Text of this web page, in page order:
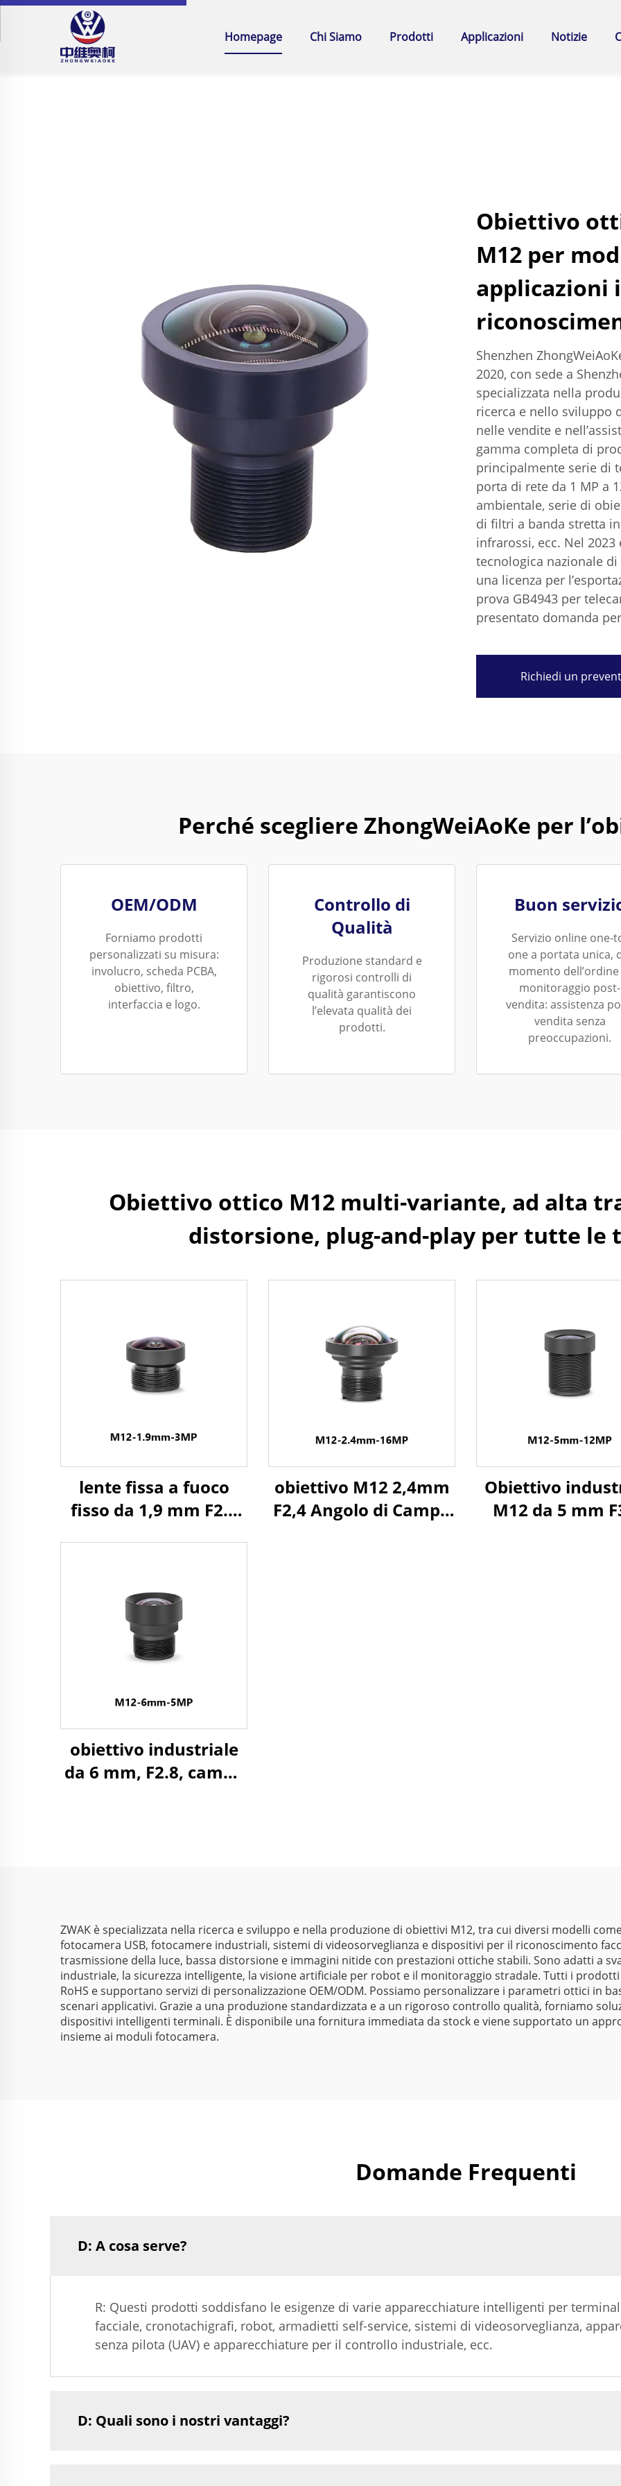
Homepage Chi Siamo Prodotti Applicazioni Notizie
Obiettivo
M12 per
applicazioni
Shenzhen
2020, con sede a
specializzata nella
ricerca e nello sviluppo
nelle vendite e
gamma completa di
principalmente serie di
porta di rete da 1 MP a
ambientale, serie di
di filtri a banda stretta
infrarossi, ecc. Nel
tecnologica nazionale
una licenza per
prova GB4943 per
presentato domanda
Richiedi un
Perché scegliere ZhongWeiAoKe per
OEM/ODM
Forniamo prodotti
personalizzati su misura:
involucro, scheda PCBA,
obiettivo, filtro,
interfaccia e logo.
Controllo di
Qualità
Produzione standard e
rigorosi controlli di
qualità garantiscono
l’elevata qualità dei
prodotti.
Buon
Servizio online one-
one a portata unica,
momento dell’ordine
monitoraggio post-
vendita: assistenza
vendita senza
preoccupazioni.
Obiettivo ottico M12 multi-variante, ad alta
distorsione, plug-and-play per tutte le
lente fissa a fuoco
fisso da 1,9 mm F2.3
formato immagine
1/3"
obiettivo M12 2,4mm
F2,4 Angolo di Campo
Obiettivo
M12 da 5 mm
obiettivo industriale
da 6 mm, F2.8, campo
ZWAK è specializzata nella ricerca e sviluppo e nella produzione di obiettivi M12, tra cui diversi modelli
fotocamera USB, fotocamere industriali, sistemi di videosorveglianza e dispositivi per il riconoscimento
trasmissione della luce, bassa distorsione e immagini nitide con prestazioni ottiche stabili. Sono adatti a
industriale, la sicurezza intelligente, la visione artificiale per robot e il monitoraggio stradale. Tutti i
RoHS e supportano servizi di personalizzazione OEM/ODM. Possiamo personalizzare i parametri ottici in
scenari applicativi. Grazie a una produzione standardizzata e a un rigoroso controllo qualità, forniamo
dispositivi intelligenti terminali. È disponibile una fornitura immediata da stock e viene supportato un
insieme ai moduli fotocamera.
Domande Frequenti
D: A cosa serve?
R: Questi prodotti soddisfano le esigenze di varie apparecchiature intelligenti per
facciale, cronotachigrafi, robot, armadietti self-service, sistemi di videosorveglianza,
senza pilota (UAV) e apparecchiature per il controllo industriale, ecc.
D: Quali sono i nostri vantaggi?